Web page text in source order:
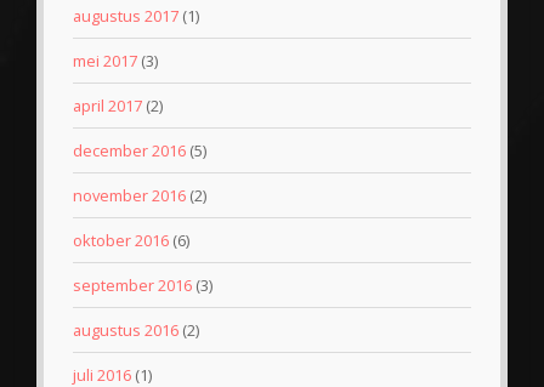
augustus 2017 (1)
mei 2017 (3)
april 2017 (2)
december 2016 (5)
november 2016 (2)
oktober 2016 (6)
september 2016 (3)
augustus 2016 (2)
juli 2016 (1)